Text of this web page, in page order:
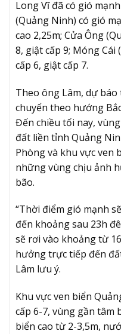
Long Vĩ đã có gió
(Quảng Ninh) có gió
cao 2,25m; Cửa Ông
8, giật cấp 9; Móng
cấp 6, giật cấp 7.
Theo ông Lâm, dự
chuyển theo hướng
Đến chiều tối nay,
đất liền tỉnh Quảng
Phòng và khu vực ven
những vùng chịu ảnh
bão.
“Thời điểm gió mạnh
đến khoảng sau 23h
sẽ rơi vào khoảng từ
hưởng trực tiếp đến
Lâm lưu ý.
Khu vực ven biển
cấp 6-7, vùng gần tâm
biển cao từ 2-3,5m,